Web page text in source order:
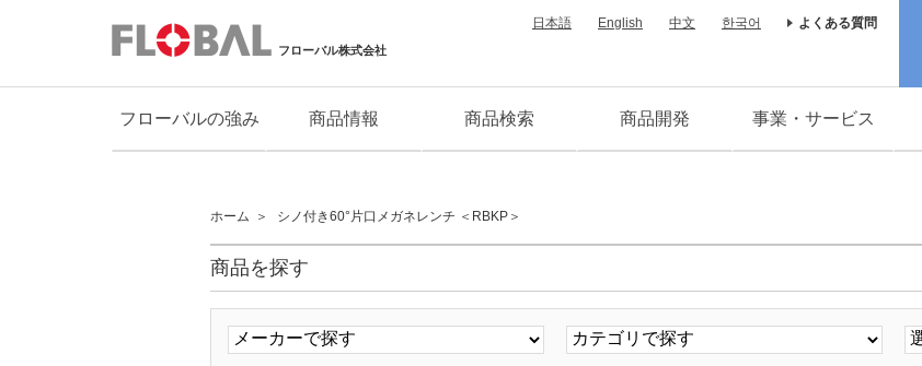
フローバル株式会社
日本語 English 中文 한국어 よくある質問
フローバルの強み 商品情報 商品検索 商品開発 事業・サービス
ホーム シノ付き60°片口メガネレンチ ＜RBKP＞
商品を探す